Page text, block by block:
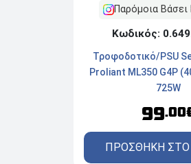
Παρόμοια Βάσει
Κωδικός:
Τροφοδοτικό/PSU
Proliant ML350 G4P
725W
99
ΠΡΟΣΘΗΚΗ ΣΤΟ